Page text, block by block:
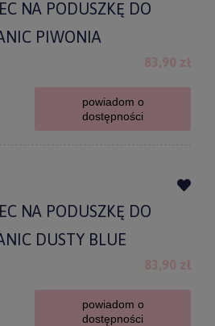
NA PODUSZKĘ DO
PIWONIA
83,90 zł
powiadom o
dostępności
NA PODUSZKĘ DO
DUSTY BLUE
83,90 zł
powiadom o
dostępności